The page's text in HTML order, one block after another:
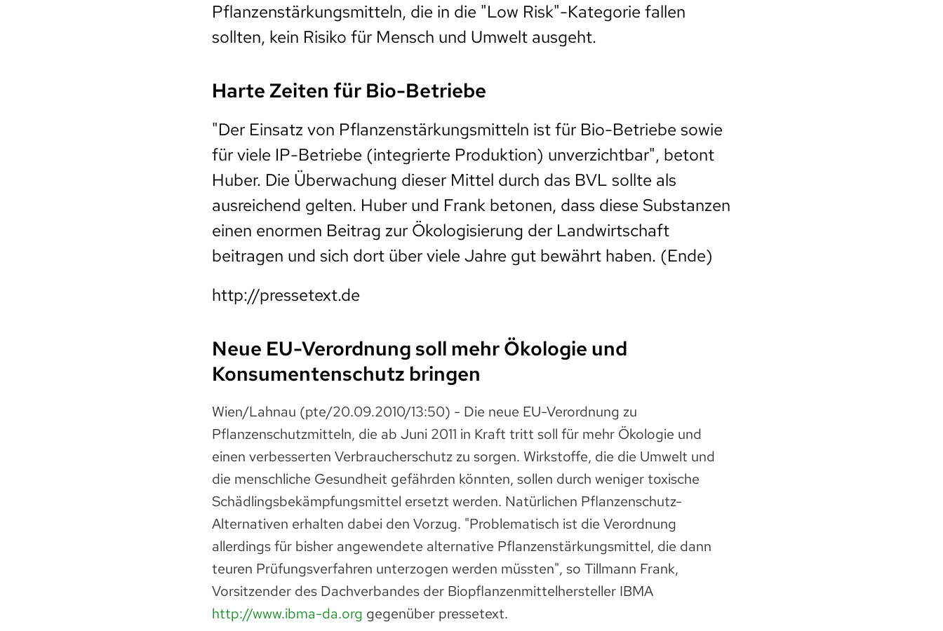
Pflanzenstärkungsmitteln, die in die "Low Risk"-Kategorie fallen
sollten, kein Risiko für Mensch und Umwelt ausgeht.
Harte Zeiten für Bio-Betriebe
"Der Einsatz von Pflanzenstärkungsmitteln ist für Bio-Betriebe sowie
für viele IP-Betriebe (integrierte Produktion) unverzichtbar", betont
Huber. Die Überwachung dieser Mittel durch das BVL sollte als
ausreichend gelten. Huber und Frank betonen, dass diese Substanzen
einen enormen Beitrag zur Ökologisierung der Landwirtschaft
beitragen und sich dort über viele Jahre gut bewährt haben. (Ende)
http://pressetext.de
Neue EU-Verordnung soll mehr Ökologie und
Konsumentenschutz bringen
Wien/Lahnau (pte/20.09.2010/13:50) - Die neue EU-Verordnung zu
Pflanzenschutzmitteln, die ab Juni 2011 in Kraft tritt soll für mehr Ökologie und
einen verbesserten Verbraucherschutz zu sorgen. Wirkstoffe, die die Umwelt und
die menschliche Gesundheit gefährden könnten, sollen durch weniger toxische
Schädlingsbekämpfungsmittel ersetzt werden. Natürlichen Pflanzenschutz-
Alternativen erhalten dabei den Vorzug. "Problematisch ist die Verordnung
allerdings für bisher angewendete alternative Pflanzenstärkungsmittel, die dann
teuren Prüfungsverfahren unterzogen werden müssten", so Tillmann Frank,
Vorsitzender des Dachverbandes der Biopflanzenmittelhersteller IBMA
http://www.ibma-da.org gegenüber pressetext.